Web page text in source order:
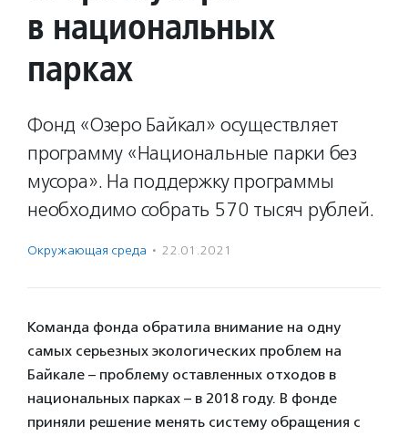
в национальных
парках
Фонд «Озеро Байкал» осуществляет
программу «Национальные парки без
мусора». На поддержку программы
необходимо собрать 570 тысяч рублей.
Окружающая среда · 22.01.2021
Команда фонда обратила внимание на одну
самых серьезных экологических проблем на
Байкале – проблему оставленных отходов в
национальных парках – в 2018 году. В фонде
приняли решение менять систему обращения с